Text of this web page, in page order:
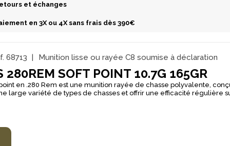
et échanges
en 3X ou 4X sans frais dès 390€
68713 Munition lisse ou rayée C8 soumise à déclaration
280REM SOFT POINT 10.7G 165GR
en .280 Rem est une munition rayée de chasse polyvalente,
large variété de types de chasses et offrir une efficacité régulière
une ogive soft point reconnue pour sa réaction fiable dans le gibier
homogènes. Le chemisage GECO TS Jacket complète
et préserver le canon, séance après séance. Avec son chargement de